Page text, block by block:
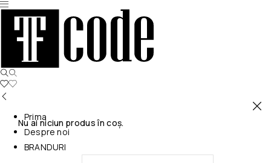
Nu ai niciun produs în coș.
Prima
Despre noi
BRANDURI